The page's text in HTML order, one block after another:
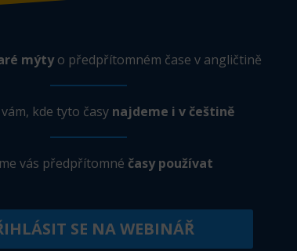
mýtyo předpřítomném čase v angličtině
kde tyto časy najdeme i v češtině
vás předpřítomné časy používat
SE NA WEBINÁŘ